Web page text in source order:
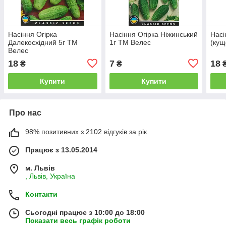
Насіння Огірка
Далекосхідний 5г ТМ
Велес
18 ₴
Купити
Насіння Огірка Ніжинський
1г ТМ Велес
7₴
Купити
18
Про нас
98% позитивних з 2102 відгуків за рік
Працює з 13.05.2014
м. Львів
, Львів, Україна
Контакти
Сьогодні працює з 10:00 до 18:00
Показати весь графік роботи